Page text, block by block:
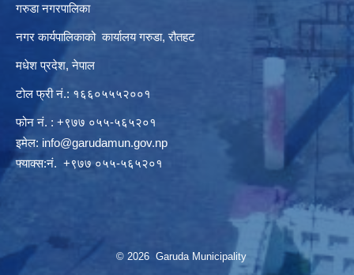
गरुडा नगरपालिका
नगर कार्यपालिकाको कार्यालय गरुडा, रौतहट
मधेश प्रदेश, नेपाल
टोल फ्री नं.: १६६०५५५२००१
फोन नं. : +९७७ ०५५-५६५२०१
इमेल: info@garudamun.gov.np
फ्याक्स:नं. +९७७ ०५५-५६५२०१
© 2026 Garuda Municipality